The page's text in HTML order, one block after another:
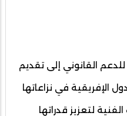
القانوني إلى تقديم
الإفريقية في نزاعاتها
لتعزيز قدراتها